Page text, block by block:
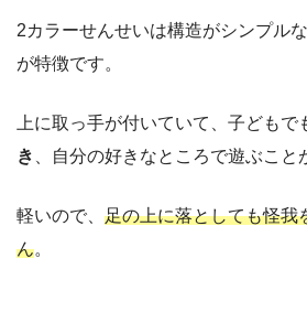
2カラーせんせいは構造がシンプルな
が特徴です。
上に取っ手が付いていて、子どもで
き
、自分の好きなところで遊ぶこと
軽いので、 足の上に落としても怪我
ん。